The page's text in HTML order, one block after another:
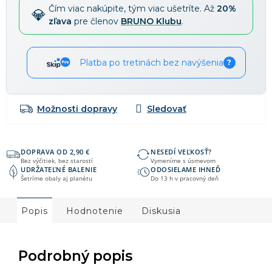
Čím viac nakúpite, tým viac ušetríte. Až 20%
zľava pre členov BRUNO Klubu.
Platba po tretinách bez navýšenia ?
Možnosti dopravy
DOPRAVA OD 2,90 €
Bez výčitiek, bez starostí
NESEDÍ VEĽKOSŤ?
Vymeníme s úsmevom
UDRŽATEĽNÉ BALENIE
Šetríme obaly aj planétu
ODOSIELAME IHNEĎ
Do 13 h v pracovný deň
Popis Hodnotenie Diskusia
Podrobný popis